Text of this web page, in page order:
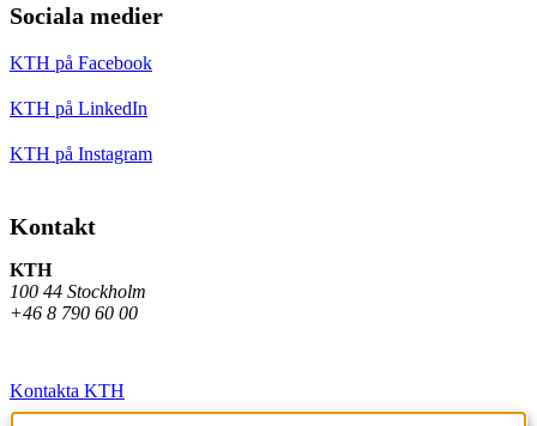
Sociala medier
KTH på Facebook
KTH på LinkedIn
KTH på Instagram
Kontakt
KTH
100 44 Stockholm
+46 8 790 60 00
Kontakta KTH